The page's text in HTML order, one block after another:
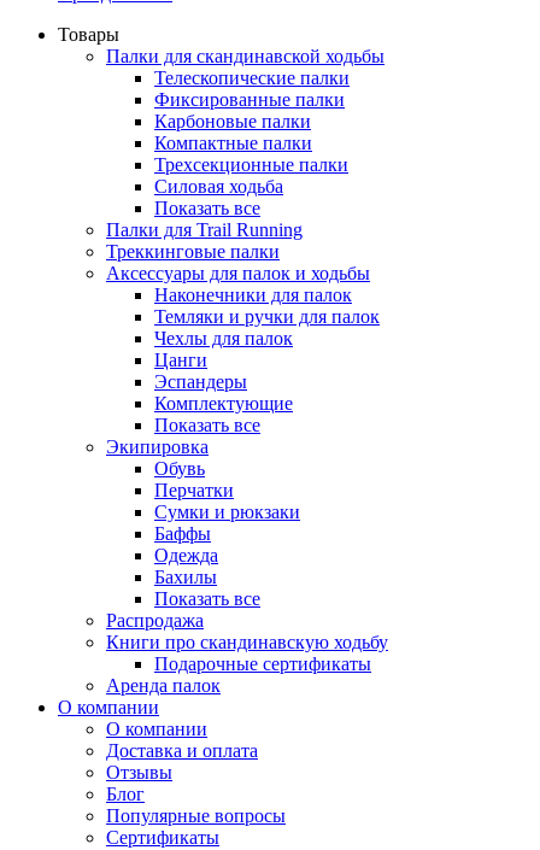
Товары
Палки для скандинавской ходьбы
Телескопические палки
Фиксированные палки
Карбоновые палки
Компактные палки
Трехсекционные палки
Силовая ходьба
Показать все
Палки для Trail Running
Треккинговые палки
Аксессуары для палок и ходьбы
Наконечники для палок
Темляки и ручки для палок
Чехлы для палок
Цанги
Эспандеры
Комплектующие
Показать все
Экипировка
Обувь
Перчатки
Сумки и рюкзаки
Баффы
Одежда
Бахилы
Показать все
Распродажа
Книги про скандинавскую ходьбу
Подарочные сертификаты
Аренда палок
О компании
О компании
Доставка и оплата
Отзывы
Блог
Популярные вопросы
Сертификаты